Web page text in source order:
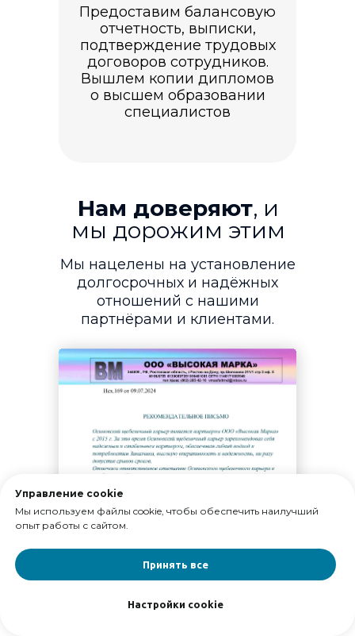
Предоставим балансовую
отчетность, выписки,
подтверждение трудовых
договоров сотрудников.
Вышлем копии дипломов
о высшем образовании
специалистов
Мы нацелены на установление
долгосрочных и надёжных
отношений с нашими
партнёрами и клиентами.
Нам доверяют, и
мы дорожим этим
Управление cookie
Мы используем файлы cookie, чтобы обеспечить наилучший
опыт работы с сайтом.
Принять все
Настройки cookie